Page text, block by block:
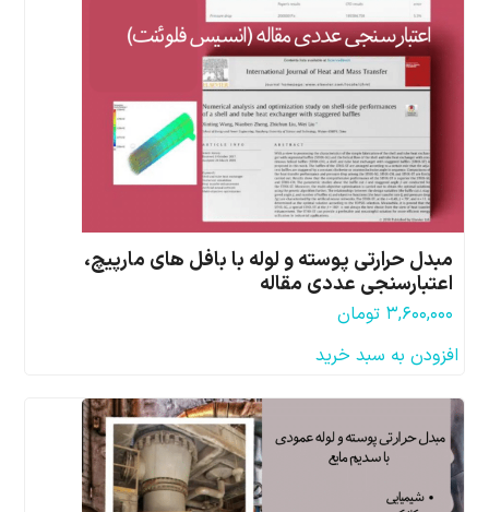
مبدل حرارتی پوسته و لوله با بافل های مارپیچ،
اعتبارسنجی عددی مقاله
۳,۶۰۰,۰۰۰ تومان
افزودن به سبد خرید